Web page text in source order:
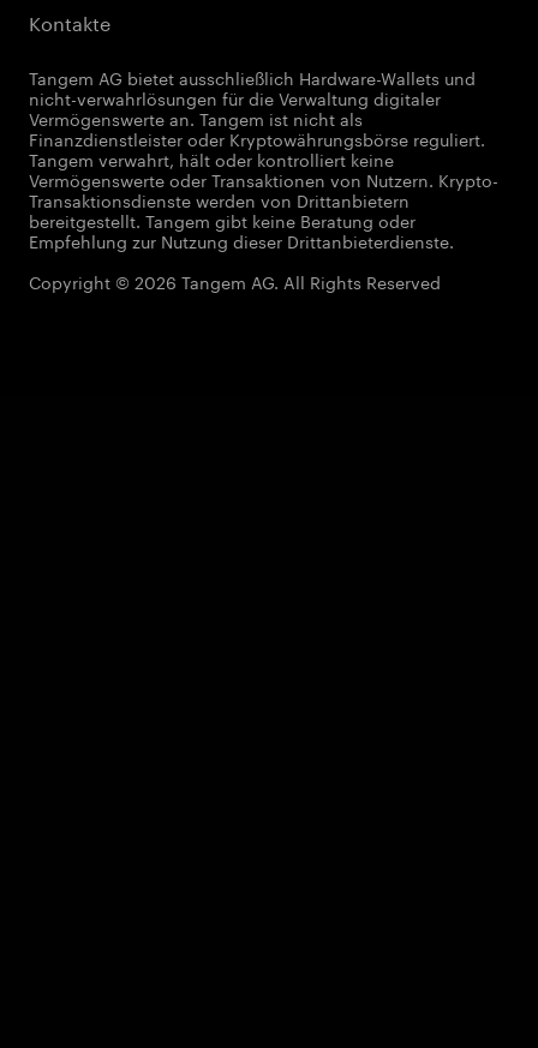
Kontakte
Tangem AG bietet ausschließlich Hardware-Wallets und
nicht-verwahrlösungen für die Verwaltung digitaler
Vermögenswerte an. Tangem ist nicht als
Finanzdienstleister oder Kryptowährungsbörse reguliert.
Tangem verwahrt, hält oder kontrolliert keine
Vermögenswerte oder Transaktionen von Nutzern. Krypto-
Transaktionsdienste werden von Drittanbietern
bereitgestellt. Tangem gibt keine Beratung oder
Empfehlung zur Nutzung dieser Drittanbieterdienste.